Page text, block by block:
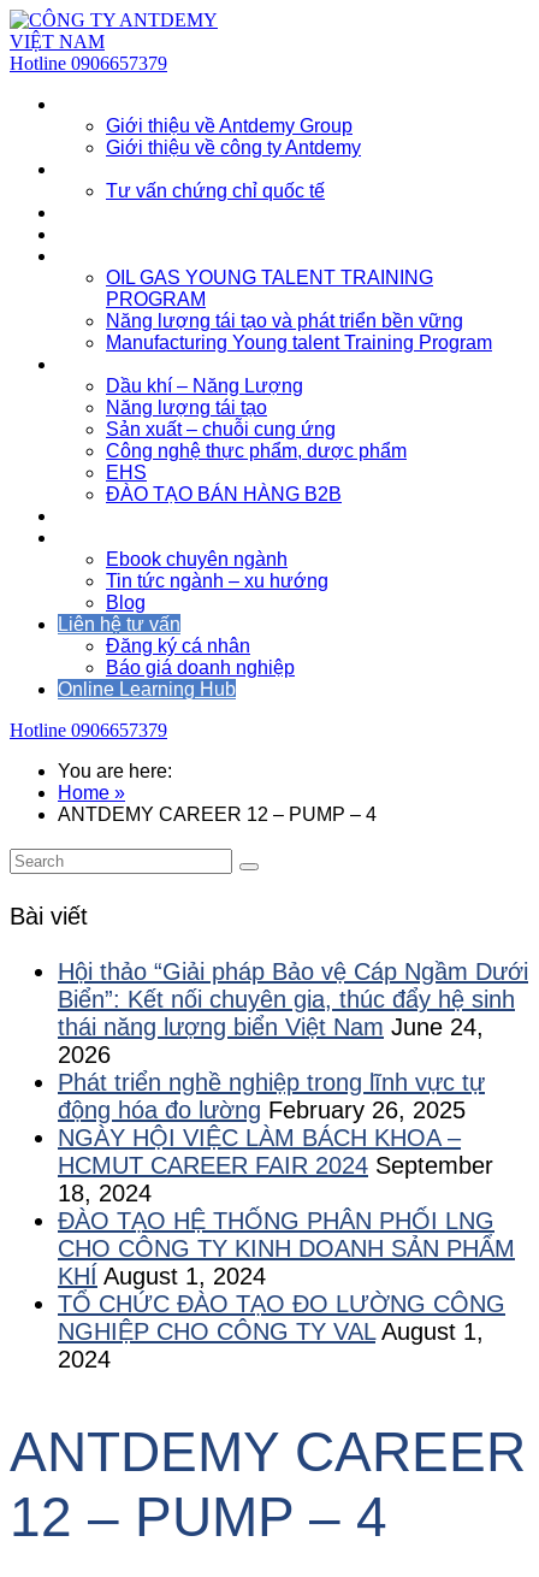
Hotline 0906657379
Giới thiệu về Antdemy Group
Giới thiệu về công ty Antdemy
Tư vấn chứng chỉ quốc tế
OIL GAS YOUNG TALENT TRAINING
PROGRAM
Năng lượng tái tạo và phát triển bền vững
Manufacturing Young talent Training Program
Dầu khí – Năng Lượng
Năng lượng tái tạo
Sản xuất – chuỗi cung ứng
Công nghệ thực phẩm, dược phẩm
EHS
ĐÀO TẠO BÁN HÀNG B2B
Ebook chuyên ngành
Tin tức ngành – xu hướng
Blog
Liên hệ tư vấn
Đăng ký cá nhân
Báo giá doanh nghiệp
Online Learning Hub
Hotline 0906657379
You are here:
Home »
ANTDEMY CAREER 12 – PUMP – 4
Bài viết
Hội thảo “Giải pháp Bảo vệ Cáp Ngầm Dưới
Biển”: Kết nối chuyên gia, thúc đẩy hệ sinh
thái năng lượng biển Việt Nam June 24,
2026
Phát triển nghề nghiệp trong lĩnh vực tự
động hóa đo lường February 26, 2025
NGÀY HỘI VIỆC LÀM BÁCH KHOA –
HCMUT CAREER FAIR 2024 September
18, 2024
ĐÀO TẠO HỆ THỐNG PHÂN PHỐI LNG
CHO CÔNG TY KINH DOANH SẢN PHẨM
KHÍ August 1, 2024
TỔ CHỨC ĐÀO TẠO ĐO LƯỜNG CÔNG
NGHIỆP CHO CÔNG TY VAL August 1,
2024
ANTDEMY CAREER
12 – PUMP – 4